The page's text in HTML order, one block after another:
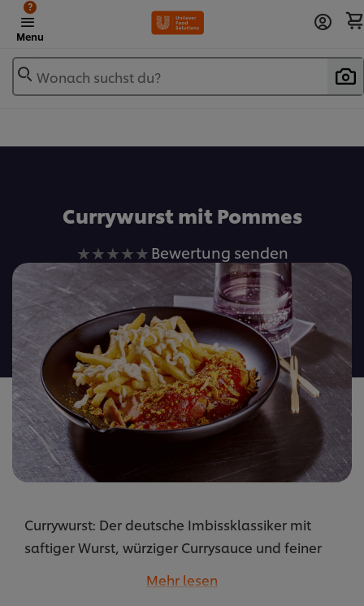
Menu
?
Wonach suchst du?
Currywurst mit Pommes
Keine
Bewertungen
für
dieses
recipe
abgegeben
Bewertung senden
Currywurst: Der deutsche Imbissklassiker mit
saftiger Wurst, würziger Currysauce und feiner
Mehr lesen